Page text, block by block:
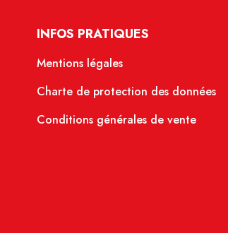
INFOS PRATIQUES
Mentions légales
Charte de protection des données
Conditions générales de vente